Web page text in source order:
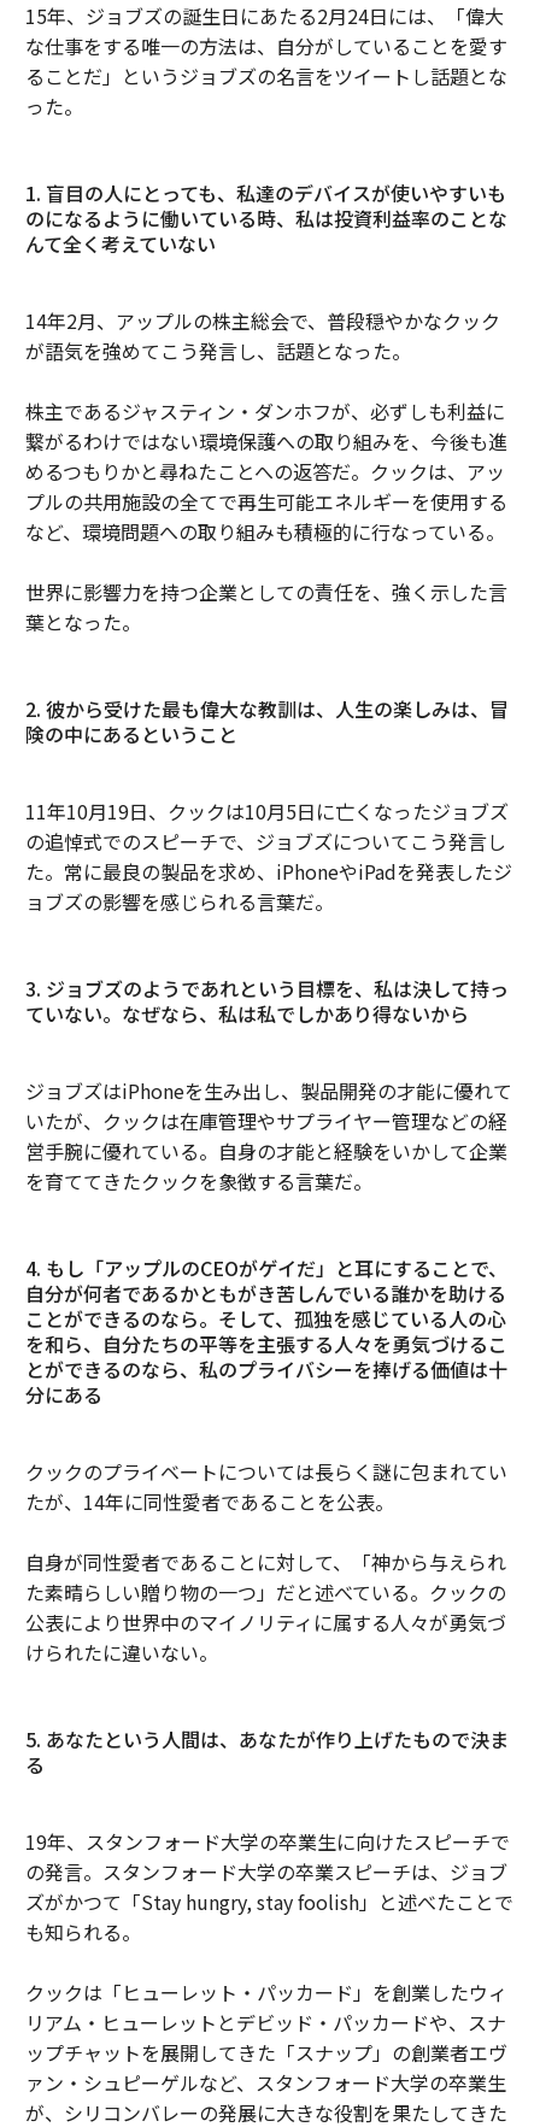
15年、ジョブズの誕生日にあたる2月24日には、「偉大
な仕事をする唯一の方法は、自分がしていることを愛す
ることだ」というジョブズの名言をツイートし話題とな
った。
1. 盲目の人にとっても、私達のデバイスが使いやすいも
のになるように働いている時、私は投資利益率のことな
んて全く考えていない
14年2月、アップルの株主総会で、普段穏やかなクック
が語気を強めてこう発言し、話題となった。
株主であるジャスティン・ダンホフが、必ずしも利益に
繋がるわけではない環境保護への取り組みを、今後も進
めるつもりかと尋ねたことへの返答だ。クックは、アッ
プルの共用施設の全てで再生可能エネルギーを使用する
など、環境問題への取り組みも積極的に行なっている。
世界に影響力を持つ企業としての責任を、強く示した言
葉となった。
2. 彼から受けた最も偉大な教訓は、人生の楽しみは、冒
険の中にあるということ
11年10月19日、クックは10月5日に亡くなったジョブズ
の追悼式でのスピーチで、ジョブズについてこう発言し
た。常に最良の製品を求め、iPhoneやiPadを発表したジ
ョブズの影響を感じられる言葉だ。
3. ジョブズのようであれという目標を、私は決して持っ
ていない。なぜなら、私は私でしかあり得ないから
ジョブズはiPhoneを生み出し、製品開発の才能に優れて
いたが、クックは在庫管理やサプライヤー管理などの経
営手腕に優れている。自身の才能と経験をいかして企業
を育ててきたクックを象徴する言葉だ。
4. もし「アップルのCEOがゲイだ」と耳にすることで、
自分が何者であるかともがき苦しんでいる誰かを助ける
ことができるのなら。そして、孤独を感じている人の心
を和ら、自分たちの平等を主張する人々を勇気づけるこ
とができるのなら、私のプライバシーを捧げる価値は十
分にある
クックのプライベートについては長らく謎に包まれてい
たが、14年に同性愛者であることを公表。
自身が同性愛者であることに対して、「神から与えられ
た素晴らしい贈り物の一つ」だと述べている。クックの
公表により世界中のマイノリティに属する人々が勇気づ
けられたに違いない。
5. あなたという人間は、あなたが作り上げたもので決ま
る
19年、スタンフォード大学の卒業生に向けたスピーチで
の発言。スタンフォード大学の卒業スピーチは、ジョブ
ズがかつて「Stay hungry, stay foolish」と述べたことで
も知られる。
クックは「ヒューレット・パッカード」を創業したウィ
リアム・ヒューレットとデビッド・パッカードや、スナ
ップチャットを展開してきた「スナップ」の創業者エヴ
ァン・シュピーゲルなど、スタンフォード大学の卒業生
が、シリコンバレーの発展に大きな役割を果たしてきた